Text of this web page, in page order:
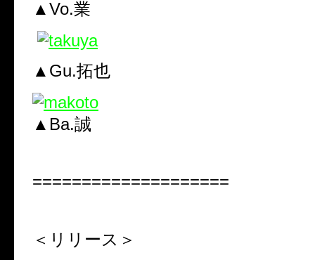
▲Vo.業
▲Gu.拓也
▲Ba.誠
====================
＜リリース＞